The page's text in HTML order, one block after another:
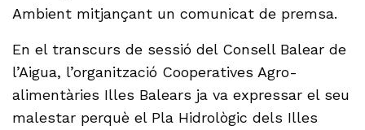
Ambient mitjançant un comunicat de premsa.
En el transcurs de sessió del Consell Balear de
l’Aigua, l’organització Cooperatives Agro-
alimentàries Illes Balears ja va expressar el seu
malestar perquè el Pla Hidrològic dels Illes